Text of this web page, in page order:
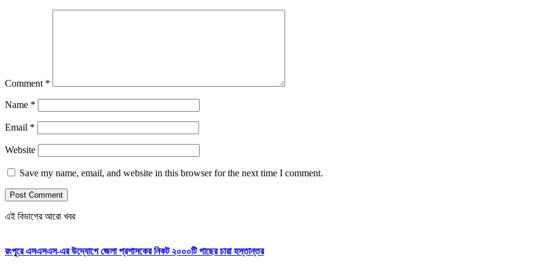
Comment *
Name *
Email *
Website
Save my name, email, and website in this browser for the next time I comment.
এই বিভাগের আরো খবর
রংপুরে এসএসএস-এর উদ্যোগে জেলা প্রশাসকের নিকট ২০০০টি গাছের চারা হস্তান্তর